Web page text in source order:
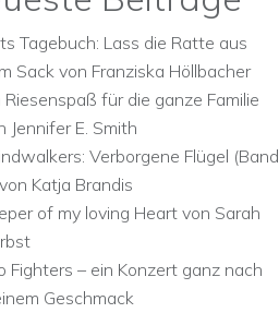
Tagebuch: Lass die Ratte aus
Sack von Franziska Höllbacher
Riesenspaß für die ganze Familie
Jennifer E. Smith
Verborgene Flügel (Band
Katja Brandis
of my loving Heart von Sarah
Fighters – ein Konzert ganz nach
Geschmack